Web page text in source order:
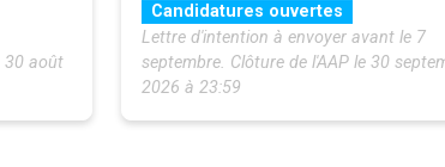
30 août
Candidatures ouvertes
Lettre d'intention à envoyer avant le 7
septembre. Clôture de l'AAP le 30
2026 à 23:59